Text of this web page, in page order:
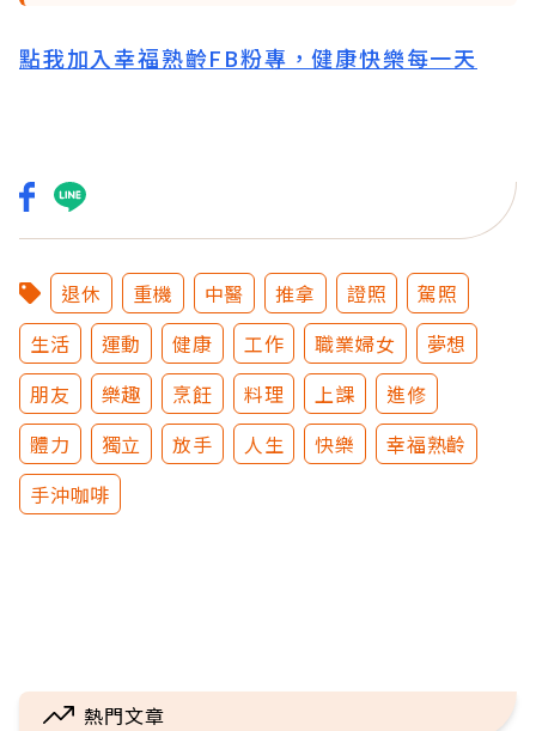
點我加入幸福熟齡FB粉專，健康快樂每一天
退休 重機 中醫 推拿 證照
駕照
生活
運動 健康 工作 職業婦女
夢想
朋友
樂趣 烹飪 料理 上課
進修
體力
獨立 放手 人生 快樂
幸福熟齡
手沖咖啡
熱門文章